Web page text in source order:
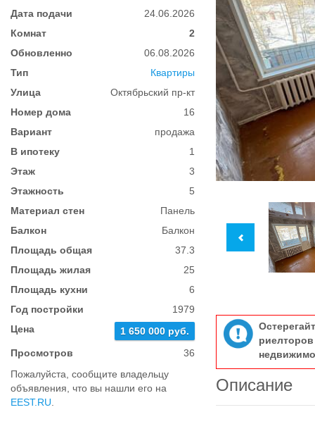
Дата подачи
24.06.2026
Комнат
2
Обновленно
06.08.2026
Тип
Квартиры
Улица
Октябрьский пр-кт
Номер дома
16
Вариант
продажа
В ипотеку
1
Этаж
3
Этажность
5
Материал стен
Панель
Балкон
Балкон
Площадь общая
37.3
Площадь жилая
25
Площадь кухни
6
Год постройки
1979
Цена
1 650 000 руб.
Просмотров
36
Пожалуйста, сообщите владельцу
объявления, что вы нашли его на
EEST.RU
Описание